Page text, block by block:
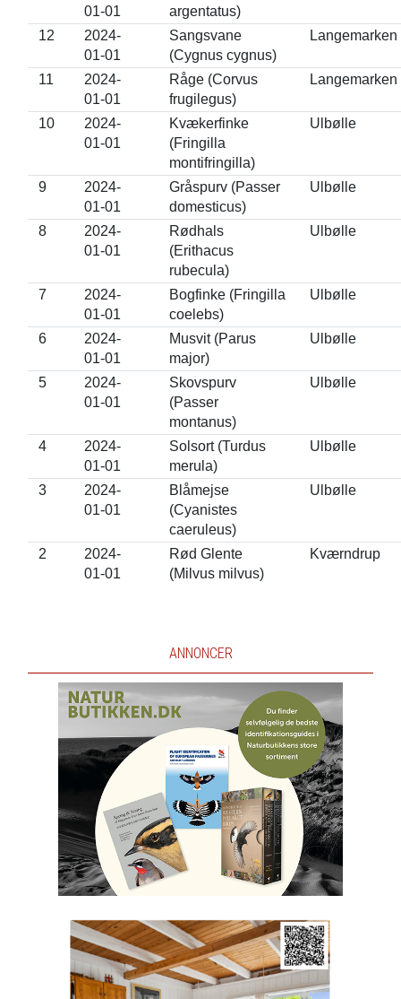
01-01
argentatus)
12
2024-
01-01
Sangsvane
(Cygnus cygnus)
Langemarken
11
2024-
01-01
Råge (Corvus
frugilegus)
Langemarken
10
2024-
01-01
Kvækerfinke
(Fringilla
montifringilla)
Ulbølle
9
2024-
01-01
Gråspurv (Passer
domesticus)
Ulbølle
8
2024-
01-01
Rødhals
(Erithacus
rubecula)
Ulbølle
7
2024-
01-01
Bogfinke (Fringilla
coelebs)
Ulbølle
6
2024-
01-01
Musvit (Parus
major)
Ulbølle
5
2024-
01-01
Skovspurv
(Passer
montanus)
Ulbølle
4
2024-
01-01
Solsort (Turdus
merula)
Ulbølle
3
2024-
01-01
Blåmejse
(Cyanistes
caeruleus)
Ulbølle
2
2024-
01-01
Rød Glente
(Milvus milvus)
Kværndrup
ANNONCER